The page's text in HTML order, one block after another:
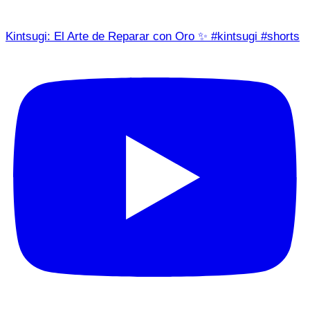
Kintsugi: El Arte de Reparar con Oro ✨ #kintsugi #shorts